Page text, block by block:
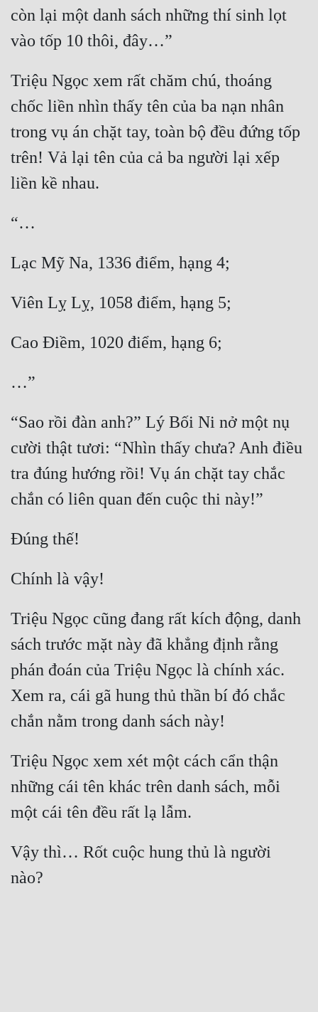
còn lại một danh sách những thí sinh lọt
Triệu Ngọc xem rất chăm chú, thoáng
chốc liền nhìn thấy tên của ba nạn nhân
trong vụ án chặt tay, toàn bộ đều đứng tốp
trên! Vả lại tên của cả ba người lại xếp
“Sao rồi đàn anh?” Lý Bối Ni nở một nụ
cười thật tươi: “Nhìn thấy chưa? Anh điều
tra đúng hướng rồi! Vụ án chặt tay chắc
Triệu Ngọc cũng đang rất kích động, danh
sách trước mặt này đã khẳng định rằng
phán đoán của Triệu Ngọc là chính xác.
Xem ra, cái gã hung thủ thần bí đó chắc
Triệu Ngọc xem xét một cách cẩn thận
những cái tên khác trên danh sách, mỗi
Vậy thì… Rốt cuộc hung thủ là người